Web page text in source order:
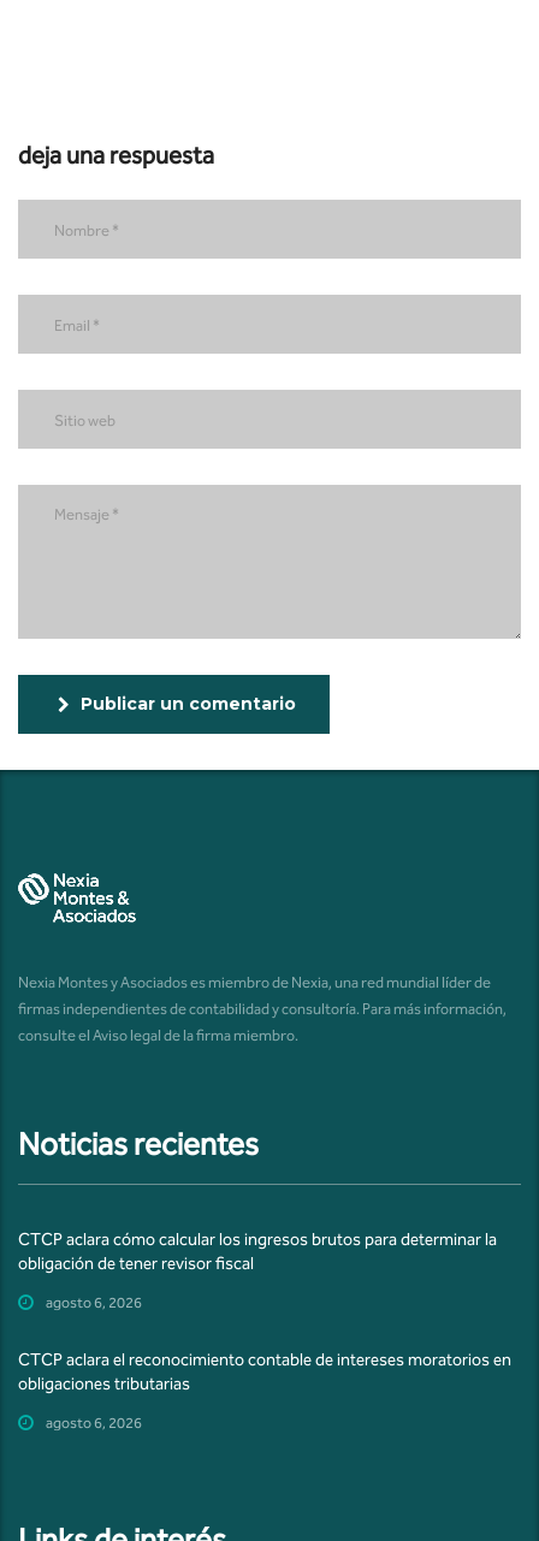
deja una respuesta
Publicar un comentario
Nexia Montes y Asociados es miembro de Nexia, una red mundial líder de
firmas independientes de contabilidad y consultoría. Para más información,
consulte el Aviso legal de la firma miembro.
Noticias recientes
CTCP aclara cómo calcular los ingresos brutos para determinar la
obligación de tener revisor fiscal
agosto 6, 2026
CTCP aclara el reconocimiento contable de intereses moratorios en
obligaciones tributarias
agosto 6, 2026